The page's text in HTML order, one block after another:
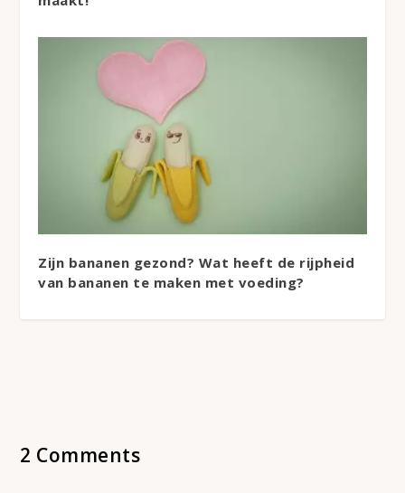
Zijn bananen gezond? Wat heeft de rijpheid
van bananen te maken met voeding?
2 Comments